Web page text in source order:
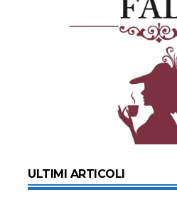
ULTIMI ARTICOLI